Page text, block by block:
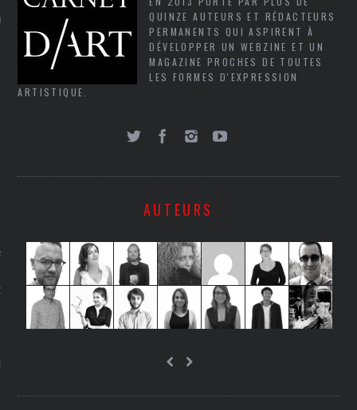
CARAVELLE
PODCAST
QUINZE AUTEURS ET RÉDACTEURS
PERMANENTS QUI ASPIRENT À
DÉVELOPPER UN WEBZINE ET UN
MAGAZINE PROCHES DE TOUTES
LES FORMES D'EXPRESSION
ARTISTIQUE.
AUTEURS